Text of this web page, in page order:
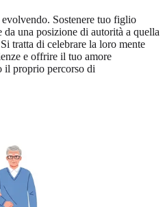
Sostenere tuo figlio
una posizione di autorità a quella
tratta di celebrare la loro mente
e offrire il tuo amore
il proprio percorso di